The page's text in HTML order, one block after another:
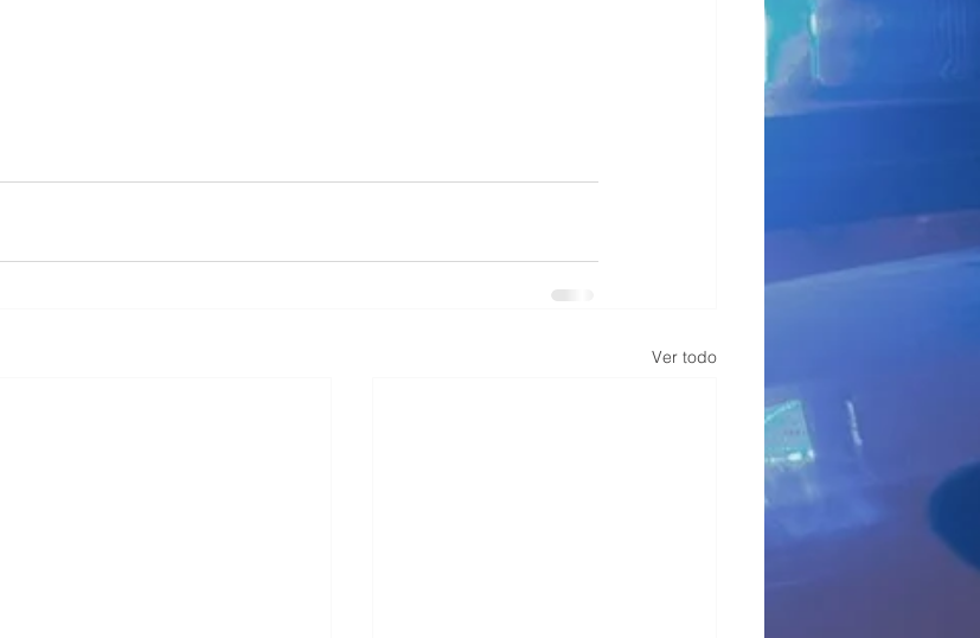
Ver todo